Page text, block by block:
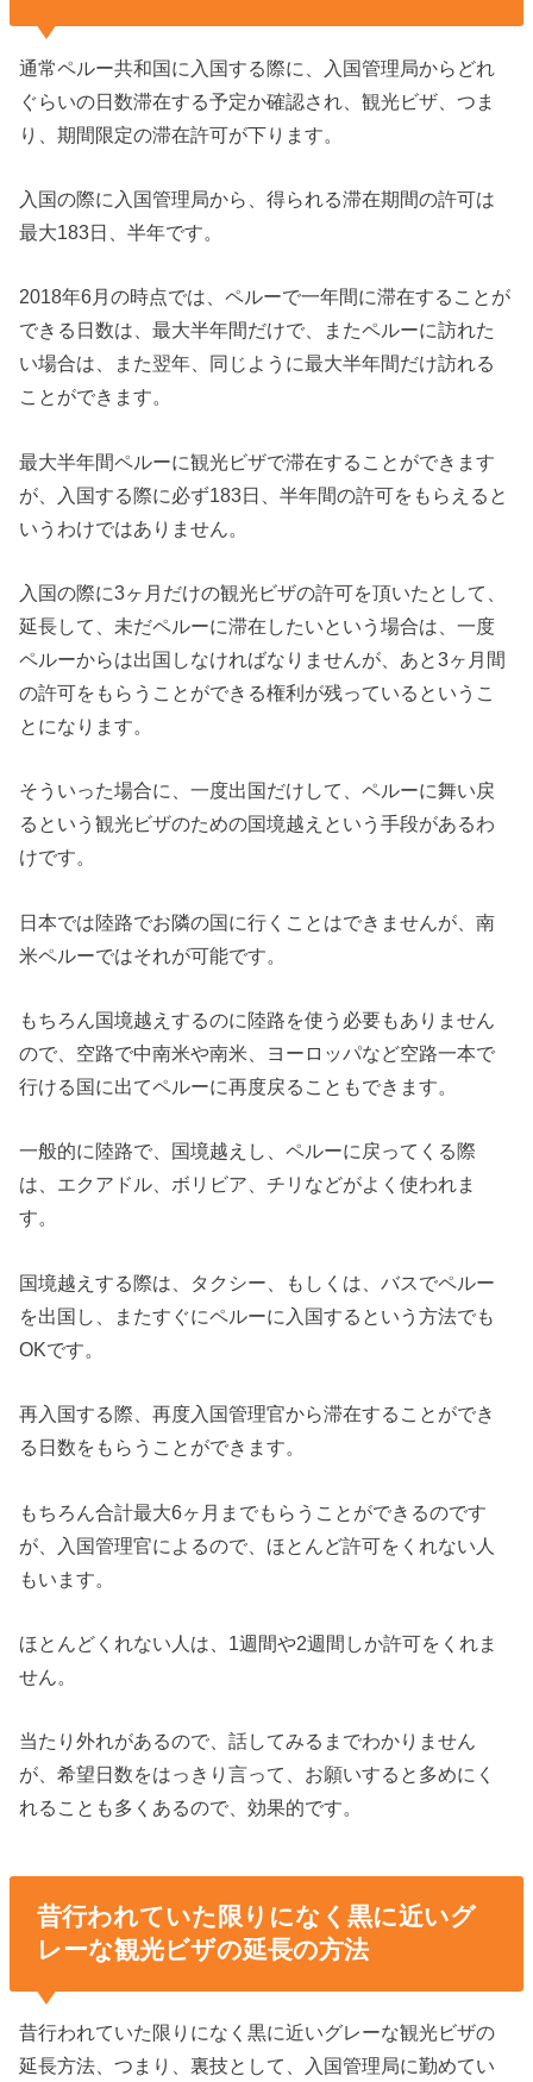
通常ペルー共和国に入国する際に、入国管理局からどれ
ぐらいの日数滞在する予定か確認され、観光ビザ、つま
り、期間限定の滞在許可が下ります。
入国の際に入国管理局から、得られる滞在期間の許可は
最大183日、半年です。
2018年6月の時点では、ペルーで一年間に滞在することが
できる日数は、最大半年間だけで、またペルーに訪れた
い場合は、また翌年、同じように最大半年間だけ訪れる
ことができます。
最大半年間ペルーに観光ビザで滞在することができます
が、入国する際に必ず183日、半年間の許可をもらえると
いうわけではありません。
入国の際に3ヶ月だけの観光ビザの許可を頂いたとして、
延長して、未だペルーに滞在したいという場合は、一度
ペルーからは出国しなければなりませんが、あと3ヶ月間
の許可をもらうことができる権利が残っているというこ
とになります。
そういった場合に、一度出国だけして、ペルーに舞い戻
るという観光ビザのための国境越えという手段があるわ
けです。
日本では陸路でお隣の国に行くことはできませんが、南
米ペルーではそれが可能です。
もちろん国境越えするのに陸路を使う必要もありません
ので、空路で中南米や南米、ヨーロッパなど空路一本で
行ける国に出てペルーに再度戻ることもできます。
一般的に陸路で、国境越えし、ペルーに戻ってくる際
は、エクアドル、ボリビア、チリなどがよく使われま
す。
国境越えする際は、タクシー、もしくは、バスでペルー
を出国し、またすぐにペルーに入国するという方法でも
OKです。
再入国する際、再度入国管理官から滞在することができ
る日数をもらうことができます。
もちろん合計最大6ヶ月までもらうことができるのです
が、入国管理官によるので、ほとんど許可をくれない人
もいます。
ほとんどくれない人は、1週間や2週間しか許可をくれま
せん。
当たり外れがあるので、話してみるまでわかりません
が、希望日数をはっきり言って、お願いすると多めにく
れることも多くあるので、効果的です。
昔行われていた限りになく黒に近いグ
レーな観光ビザの延長の方法
昔行われていた限りになく黒に近いグレーな観光ビザの
延長方法、つまり、裏技として、入国管理局に勤めてい